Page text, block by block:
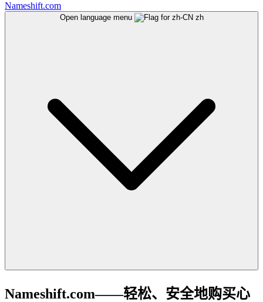
Nameshift.com
Open language menu zh
Nameshift.com——轻松、安全地购买心